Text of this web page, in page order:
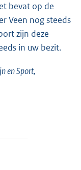
bevat op de
Veen nog steeds
zijn deze
in uw bezit.
en Sport,